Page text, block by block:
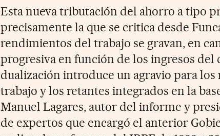
Esta nueva tributación del ahorro a tipo
precisamente la que se critica desde
rendimientos del trabajo se gravan, en
progresiva en función de los ingresos
dualización introduce un agravio para
trabajo y los retantes integrados en la
Manuel Lagares, autor del informe y
de expertos que encargó el anterior